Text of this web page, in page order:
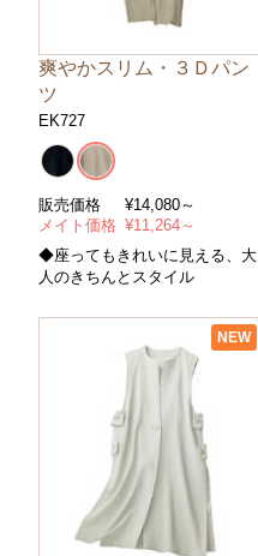
爽やかスリム・３Ｄパン
ツ
EK727
販売価格 ¥14,080～
メイト価格 ¥11,264～
◆座ってもきれいに見える、大
人のきちんとスタイル
NEW